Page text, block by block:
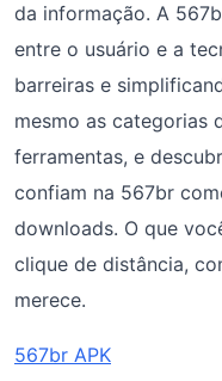
da informação. A
entre o usuário e a
barreiras e
mesmo as categorias
ferramentas, e
confiam na 567br
downloads. O que
clique de distância,
merece.
567br APK